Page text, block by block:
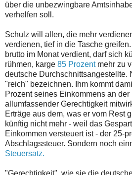
über die unbezwingbare
verhelfen soll.
Schulz will allen, die mehr
verdienen, tief in die Tasche
brutto im Monat verdient, darf sich
rühmen, karge 85 Prozentmehr zu
deutsche Durchschnittsangestellte.
"reich" bezeichnen. Ihm kommt
Prozent seines Einkommens an
allumfassender Gerechtigkeit
Erträge aus dem, was er vom Rest
künftig nicht mehr - weil das
Einkommen versteuert ist - der 25-
Abschlagssteuer. Sondern noch
Steuersatz.